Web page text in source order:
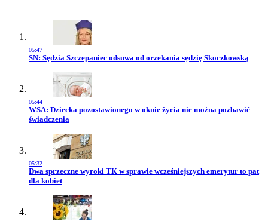
05:47
Przejdź do artykułu:
SN: Sędzia Szczepaniec odsuwa od orzekania sędzię Skoczkowską
05:44
Przejdź do artykułu:
WSA: Dziecka pozostawionego w oknie życia nie można pozbawić
świadczenia
05:32
Przejdź do artykułu:
Dwa sprzeczne wyroki TK w sprawie wcześniejszych emerytur to pat
dla kobiet